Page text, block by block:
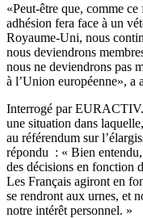
«Peut-être que, comme
adhésion fera face à un
Royaume-Uni, nous
nous deviendrons
nous ne deviendrons pas
à l’Union européenne», a
Interrogé par
une situation dans
au référendum sur
répondu : « Bien
des décisions en fonction
Les Français agiront en
se rendront aux urnes, et
notre intérêt personnel. »